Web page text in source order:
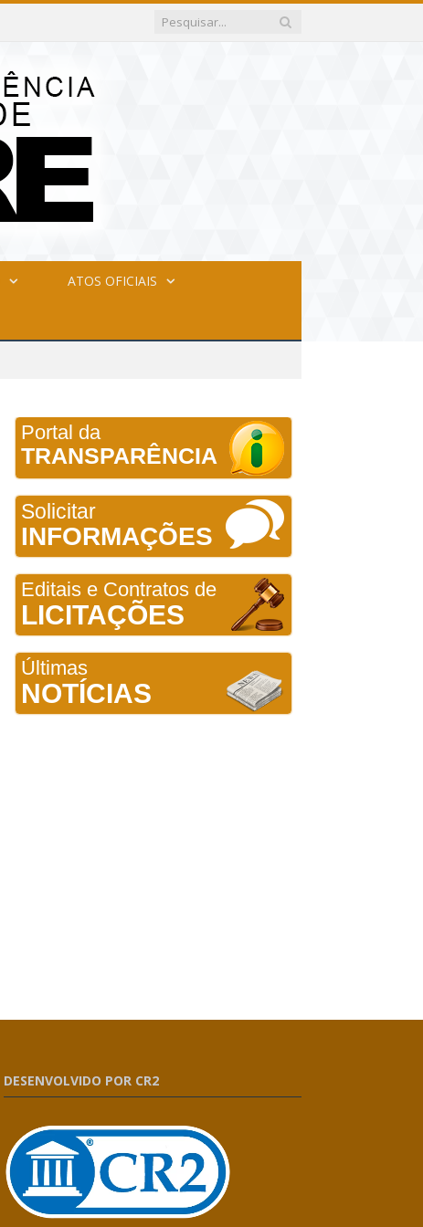
ATOS OFICIAIS
Portal da
TRANSPARÊNCIA
Solicitar
INFORMAÇÕES
Editais e Contratos de
LICITAÇÕES
Últimas
NOTÍCIAS
DESENVOLVIDO POR CR2